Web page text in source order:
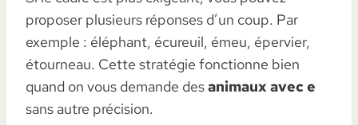
proposer plusieurs réponses d’un coup. Par
exemple : éléphant, écureuil, émeu, épervier,
étourneau. Cette stratégie fonctionne bien
quand on vous demande desanimaux avec e
sans autre précision.